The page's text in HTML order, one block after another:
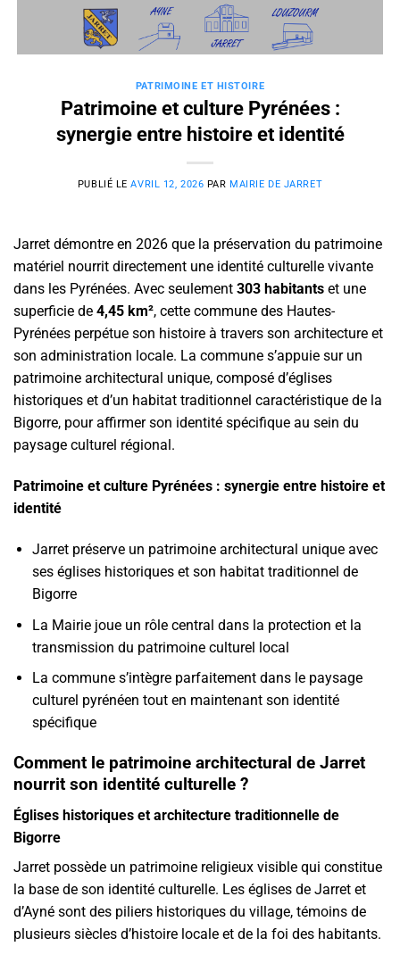
contenu
PATRIMOINE ET HISTOIRE
Patrimoine et culture Pyrénées :
synergie entre histoire et identité
PUBLIÉ LEAVRIL 12, 2026 PAR MAIRIE DE JARRET
Jarret démontre en 2026 que la préservation du patrimoine
matériel nourrit directement une identité culturelle vivante
dans les Pyrénées. Avec seulement 303 habitants et une
superficie de 4,45 km², cette commune des Hautes-
Pyrénées perpétue son histoire à travers son architecture et
son administration locale. La commune s’appuie sur un
patrimoine architectural unique, composé d’églises
historiques et d’un habitat traditionnel caractéristique de la
Bigorre, pour affirmer son identité spécifique au sein du
paysage culturel régional.
Patrimoine et culture Pyrénées : synergie entre histoire et
identité
Jarret préserve un patrimoine architectural unique avec
ses églises historiques et son habitat traditionnel de
Bigorre
La Mairie joue un rôle central dans la protection et la
transmission du patrimoine culturel local
La commune s’intègre parfaitement dans le paysage
culturel pyrénéen tout en maintenant son identité
spécifique
Comment le patrimoine architectural de Jarret
nourrit son identité culturelle ?
Églises historiques et architecture traditionnelle de
Bigorre
Jarret possède un patrimoine religieux visible qui constitue
la base de son identité culturelle. Les églises de Jarret et
d’Ayné sont des piliers historiques du village, témoins de
plusieurs siècles d’histoire locale et de la foi des habitants.